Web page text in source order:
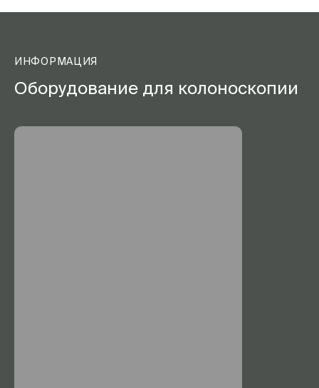
ИНФОРМАЦИЯ
Оборудование для колоноскопии